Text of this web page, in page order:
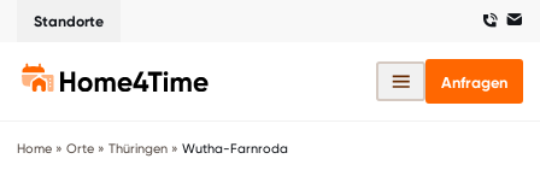
Standorte
Anfragen
Home » Orte » Thüringen » Wutha-Farnroda